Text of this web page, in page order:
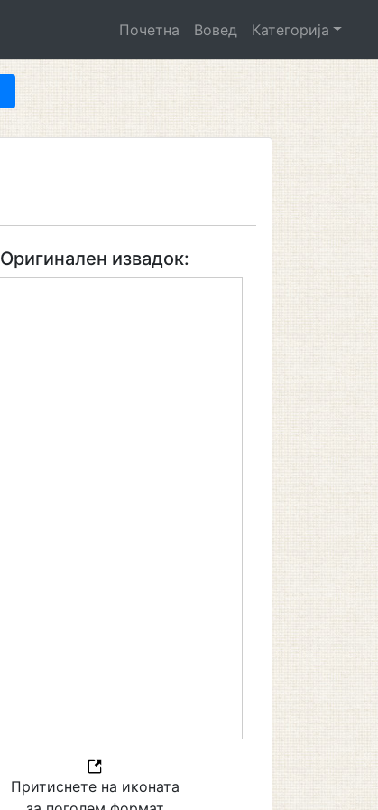
Почетна Вовед Категорија
Оригинален извадок:
Притиснете на иконата